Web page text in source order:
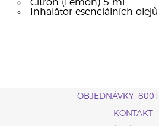
Citron (Lemon) 5 ml
Inhalátor esenciálních olejů
OBJEDNÁVKY:
KONTAKT